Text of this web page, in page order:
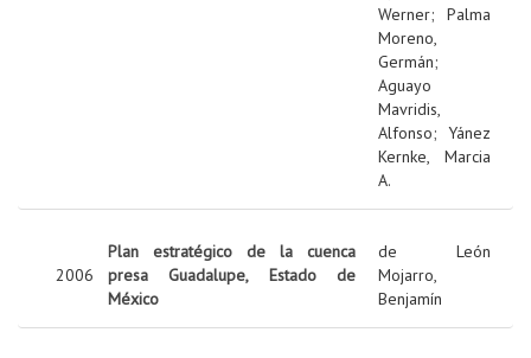
Werner; Palma
Moreno,
Germán;
Aguayo
Mavridis,
Alfonso; Yánez
Kernke, Marcia
A.
2006
Plan estratégico de la cuenca
presa Guadalupe, Estado de
México
de León
Mojarro,
Benjamín